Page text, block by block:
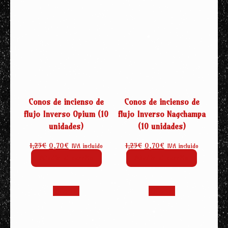
Conos de incienso de
flujo Inverso Opium (10
unidades)
1,25€ El
original
1,25€.
0,70€ El
actual
0,70€.
IVA incluido
Conos de incienso de
flujo Inverso Nagchampa
(10 unidades)
1,25€ El
original
1,25€.
0,70€El
actual
0,70€.
IVA incluido